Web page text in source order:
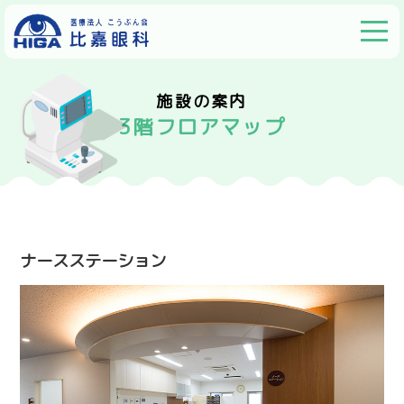
施設の案内
3階フロアマップ
ナースステーション